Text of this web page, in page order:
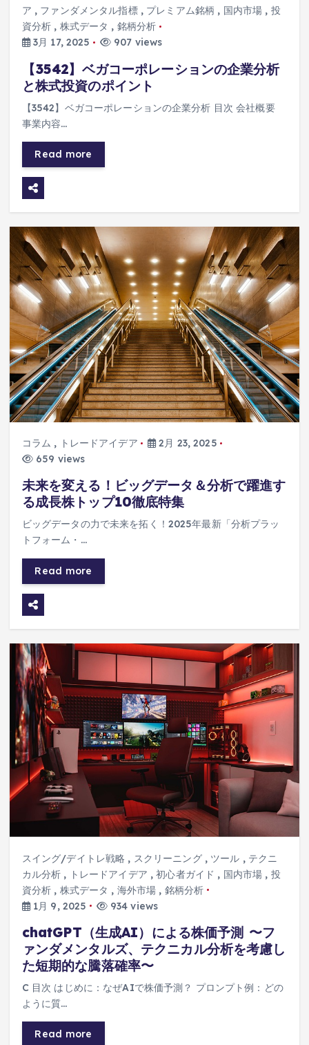
ア , ファンダメンタル指標, プレミアム銘柄 , 国内市場 , 投
資分析 , 株式データ , 銘柄分析
3月 17, 2025
907 views
【3542】ベガコーポレーションの企業分析
と株式投資のポイント
【3542】ベガコーポレーションの企業分析 目次 会社概要
事業内容…
Read more
コラム , トレードアイデア
2月 23, 2025
659 views
未来を変える！ビッグデータ＆分析で躍進す
る成長株トップ10徹底特集
ビッグデータの力で未来を拓く！2025年最新「分析プラッ
トフォーム・…
Read more
スイング/デイトレ戦略 , スクリーニング, ツール , テクニ
カル分析 , トレードアイデア ,初心者ガイド , 国内市場 , 投
資分析 , 株式データ , 海外市場 , 銘柄分析
1月 9, 2025
934 views
chatGPT（生成AI）による株価予測 〜フ
ァンダメンタルズ、テクニカル分析を考慮し
た短期的な騰落確率〜
C 目次 はじめに：なぜAIで株価予測？ プロンプト例：どの
ように質…
Read more